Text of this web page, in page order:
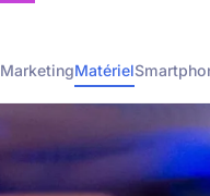
MarketingMatériel